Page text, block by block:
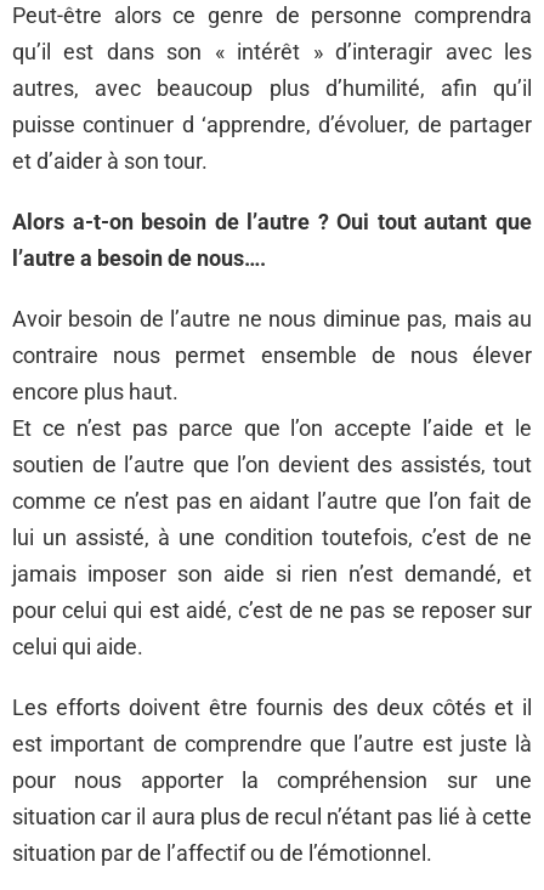
Peut-être alors ce genre de personne comprendra
qu’il est dans son « intérêt » d’interagir avec les
autres, avec beaucoup plus d’humilité, afin qu’il
puisse continuer d ‘apprendre, d’évoluer, de partager
et d’aider à son tour.
Alors a-t-on besoin de l’autre ? Oui tout autant que
l’autre a besoin de nous….
Avoir besoin de l’autre ne nous diminue pas, mais au
contraire nous permet ensemble de nous élever
encore plus haut.
Et ce n’est pas parce que l’on accepte l’aide et le
soutien de l’autre que l’on devient des assistés, tout
comme ce n’est pas en aidant l’autre que l’on fait de
lui un assisté, à une condition toutefois, c’est de ne
jamais imposer son aide si rien n’est demandé, et
pour celui qui est aidé, c’est de ne pas se reposer sur
celui qui aide.
Les efforts doivent être fournis des deux côtés et il
est important de comprendre que l’autre est juste là
pour nous apporter la compréhension sur une
situation car il aura plus de recul n’étant pas lié à cette
situation par de l’affectif ou de l’émotionnel.